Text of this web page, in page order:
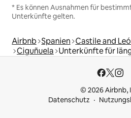
* Es können Ausnahmen für
Unterkünfte gelten.
Airbnb Spanien Castile and
Ciguñuela Unterkünfte für
© 2026 Airbnb,
Datenschutz